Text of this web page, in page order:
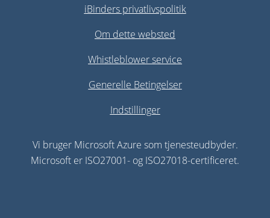
iBinders privatlivspolitik
Om dette websted
Whistleblower service
Generelle Betingelser
Indstillinger
Vi bruger Microsoft Azure som tjenesteudbyder.
Microsoft er ISO27001- og ISO27018-certificeret.